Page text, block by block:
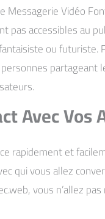
Messagerie Vidéo
pas accessibles
ou
Avec
rapidement et
qui vous allez
vous n’allez